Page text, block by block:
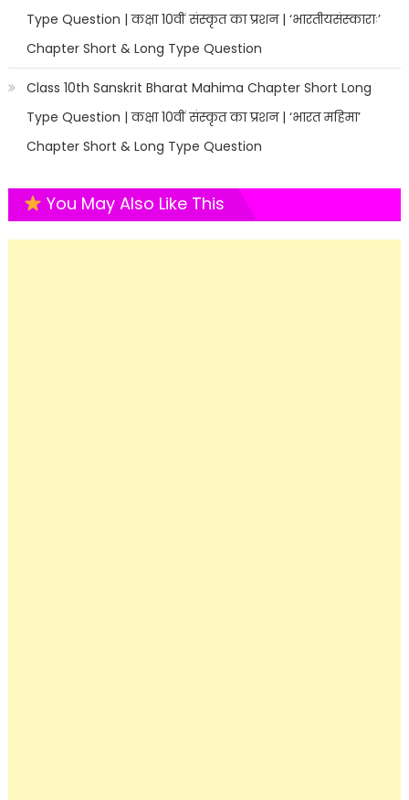
Type Question | कक्षा 10वीं संस्कृत का प्रशन | ‘भारतीयसंस्काराः’
Chapter Short & Long Type Question
Class 10th Sanskrit Bharat Mahima Chapter Short Long
Type Question | कक्षा 10वीं संस्कृत का प्रशन | ‘भारत महिमा’
Chapter Short & Long Type Question
You May Also Like This